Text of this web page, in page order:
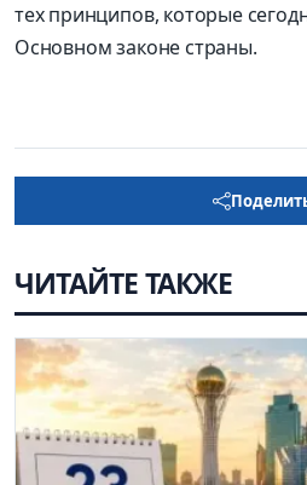
тех принципов, которые
Основном законе страны.
ЧИТАЙТЕ ТАКЖЕ